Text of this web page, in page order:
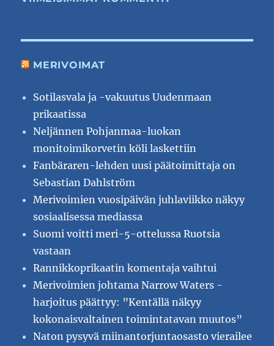
MERIVOIMAT
Sotilasvala ja -vakuutus Uudenmaan
prikaatissa
Neljännen Pohjanmaa-luokan
monitoimikorvetin köli laskettiin
Fanbäraren-lehden uusi päätoimittaja on
Sebastian Dahlström
Merivoimien vuosipäivän juhlaviikko näkyy
sosiaalisessa mediassa
Suomi voitti meri-5-ottelussa Ruotsia
vastaan
Rannikkoprikaatin komentaja vaihtui
Merivoimien johtama Narrow Waters -
harjoitus päättyy: ”Kentällä näkyy
kokonaisvaltainen toimintatavan muutos”
Naton pysyvä miinantorjuntaosasto vierailee